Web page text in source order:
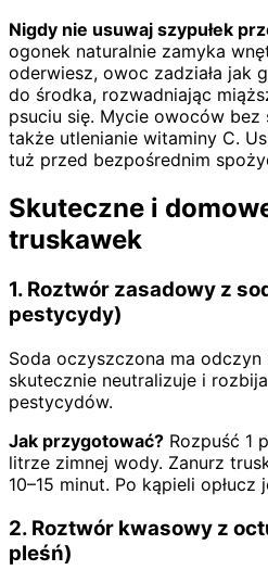
Nigdy nie usuwaj szypułek
ogonek naturalnie zamyka
oderwiesz, owoc zadziała jak
do środka, rozwadniając
psuciu się. Mycie owoców bez
także utlenianie witaminy C.
tuż przed bezpośrednim
Skuteczne i
truskawek
1. Roztwór zasadowy z
pestycydy)
Soda oczyszczona ma
skutecznie neutralizuje i
pestycydów.
Jak przygotować? Rozpuść 1
litrze zimnej wody. Zanurz
10–15 minut. Po kąpieli
2. Roztwór kwasowy z
pleśń)